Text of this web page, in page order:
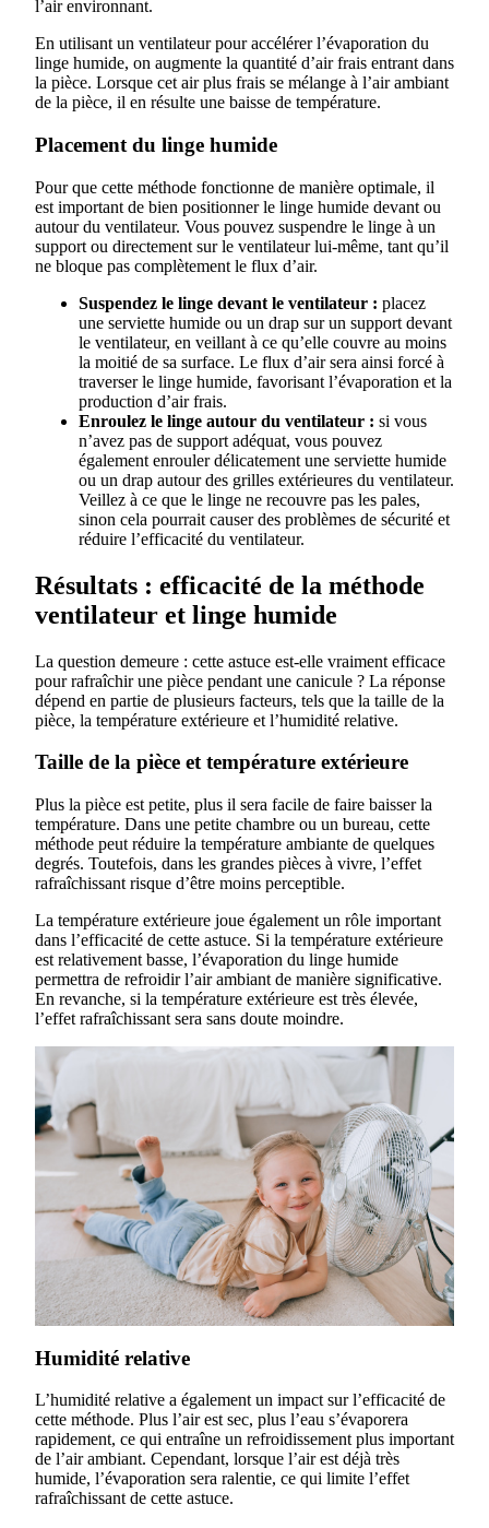
l’air environnant.
En utilisant un ventilateur pour accélérer l’évaporation du
linge humide, on augmente la quantité d’air frais entrant dans
la pièce. Lorsque cet air plus frais se mélange à l’air ambiant
de la pièce, il en résulte une baisse de température.
Placement du linge humide
Pour que cette méthode fonctionne de manière optimale, il
est important de bien positionner le linge humide devant ou
autour du ventilateur. Vous pouvez suspendre le linge à un
support ou directement sur le ventilateur lui-même, tant qu’il
ne bloque pas complètement le flux d’air.
Suspendez le linge devant le ventilateur : placez
une serviette humide ou un drap sur un support devant
le ventilateur, en veillant à ce qu’elle couvre au moins
la moitié de sa surface. Le flux d’air sera ainsi forcé à
traverser le linge humide, favorisant l’évaporation et la
production d’air frais.
Enroulez le linge autour du ventilateur : si vous
n’avez pas de support adéquat, vous pouvez
également enrouler délicatement une serviette humide
ou un drap autour des grilles extérieures du ventilateur.
Veillez à ce que le linge ne recouvre pas les pales,
sinon cela pourrait causer des problèmes de sécurité et
réduire l’efficacité du ventilateur.
Résultats : efficacité de la méthode
ventilateur et linge humide
La question demeure : cette astuce est-elle vraiment efficace
pour rafraîchir une pièce pendant une canicule ? La réponse
dépend en partie de plusieurs facteurs, tels que la taille de la
pièce, la température extérieure et l’humidité relative.
Taille de la pièce et température extérieure
Plus la pièce est petite, plus il sera facile de faire baisser la
température. Dans une petite chambre ou un bureau, cette
méthode peut réduire la température ambiante de quelques
degrés. Toutefois, dans les grandes pièces à vivre, l’effet
rafraîchissant risque d’être moins perceptible.
La température extérieure joue également un rôle important
dans l’efficacité de cette astuce. Si la température extérieure
est relativement basse, l’évaporation du linge humide
permettra de refroidir l’air ambiant de manière significative.
En revanche, si la température extérieure est très élevée,
l’effet rafraîchissant sera sans doute moindre.
Humidité relative
L’humidité relative a également un impact sur l’efficacité de
cette méthode. Plus l’air est sec, plus l’eau s’évaporera
rapidement, ce qui entraîne un refroidissement plus important
de l’air ambiant. Cependant, lorsque l’air est déjà très
humide, l’évaporation sera ralentie, ce qui limite l’effet
rafraîchissant de cette astuce.